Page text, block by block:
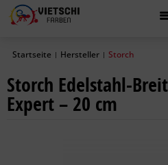
Startseite | Hersteller | Storch
Storch Edelstahl-
Expert – 20 cm